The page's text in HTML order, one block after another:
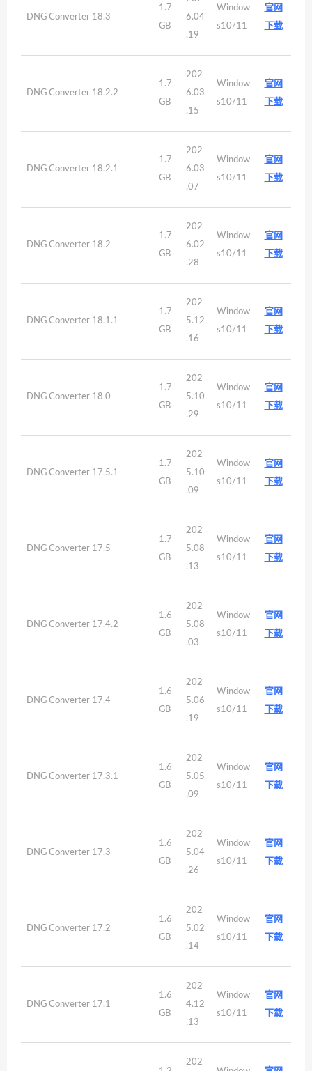
DNG Converter 18.3
1.7
GB
6.04
.19
Window
s10/11
官网
下载
DNG Converter 18.2.2
1.7
GB
202
6.03
.15
Window
s10/11
官网
下载
DNG Converter 18.2.1
1.7
GB
202
6.03
.07
Window
s10/11
官网
下载
DNG Converter 18.2
1.7
GB
202
6.02
.28
Window
s10/11
官网
下载
DNG Converter 18.1.1
1.7
GB
202
5.12
.16
Window
s10/11
官网
下载
DNG Converter 18.0
1.7
GB
202
5.10
.29
Window
s10/11
官网
下载
DNG Converter 17.5.1
1.7
GB
202
5.10
.09
Window
s10/11
官网
下载
DNG Converter 17.5
1.7
GB
202
5.08
.13
Window
s10/11
官网
下载
DNG Converter 17.4.2
1.6
GB
202
5.08
.03
Window
s10/11
官网
下载
DNG Converter 17.4
1.6
GB
202
5.06
.19
Window
s10/11
官网
下载
DNG Converter 17.3.1
1.6
GB
202
5.05
.09
Window
s10/11
官网
下载
DNG Converter 17.3
1.6
GB
202
5.04
.26
Window
s10/11
官网
下载
DNG Converter 17.2
1.6
GB
202
5.02
.14
Window
s10/11
官网
下载
DNG Converter 17.1
1.6
GB
202
4.12
.13
Window
s10/11
官网
下载
202